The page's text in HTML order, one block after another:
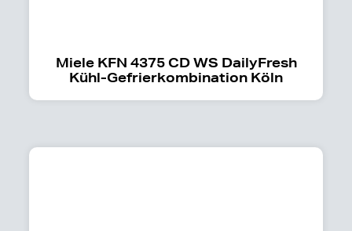
Miele KFN 4375 CD WS DailyFresh
Kühl-Gefrierkombination Köln